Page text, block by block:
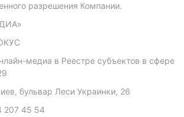
разрешения Компании.
медиа в Реестре субъектов в сфере
бульвар Леси Украинки, 26
207 45 54